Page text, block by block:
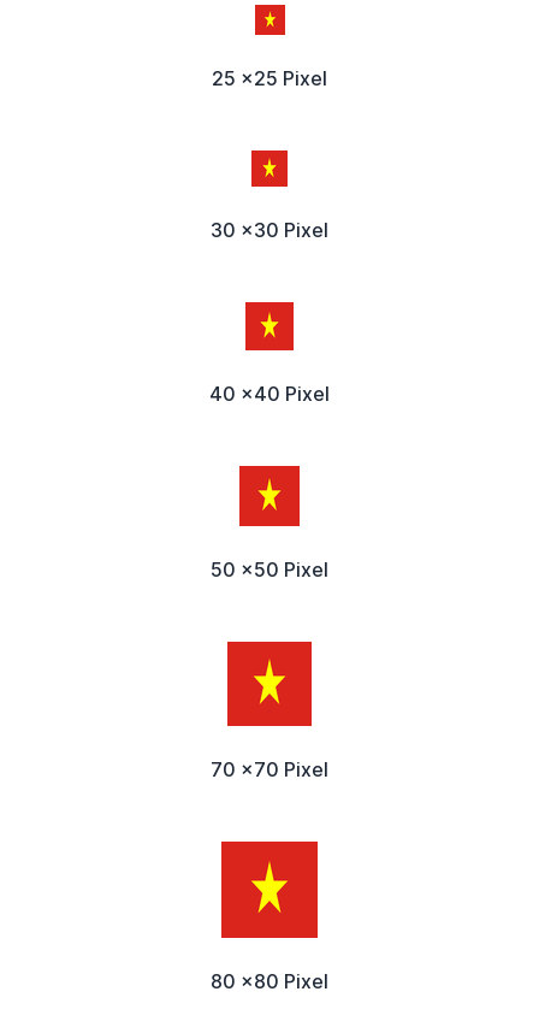
25 x25 Pixel
30 x30 Pixel
40 x40 Pixel
50 x50 Pixel
70 x70 Pixel
80 x80 Pixel